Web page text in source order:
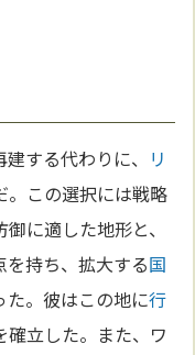
建する代わりに、 リ
。この選択には戦略
御に適した地形と、
持ち、拡大する国
た。彼はこの地に行
確立した。また、ワ